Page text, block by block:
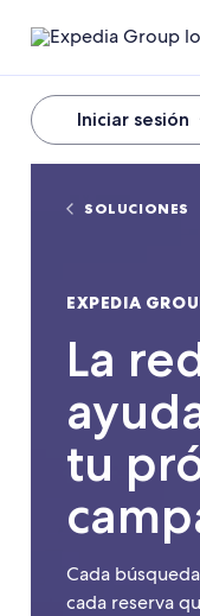
Iniciar sesión
SOLUCIONES
EXPEDIA
La
tu
Cada
cada reserva